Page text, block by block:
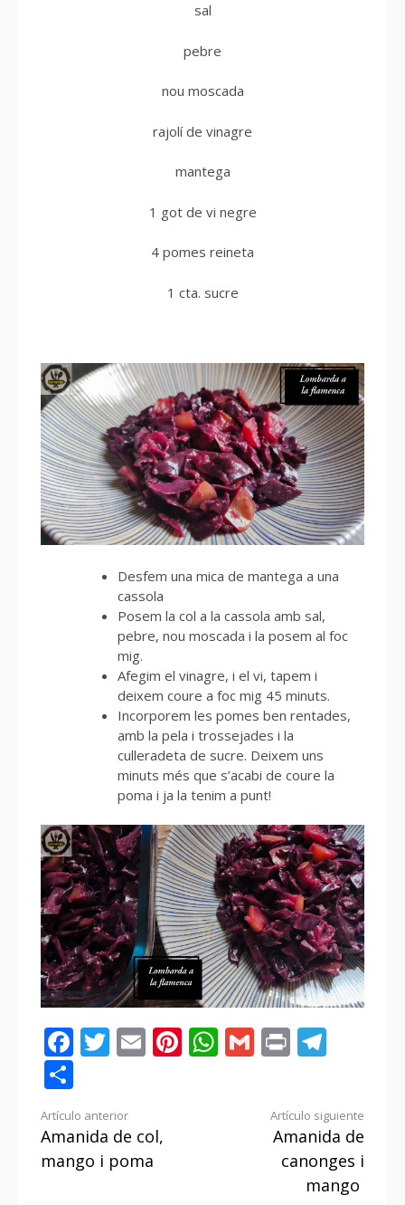
sal
pebre
nou moscada
rajolí de vinagre
mantega
1 got de vi negre
4 pomes reineta
1 cta. sucre
Desfem una mica de mantega a una
cassola
Posem la col a la cassola amb sal,
pebre, nou moscada i la posem al foc
mig.
Afegim el vinagre, i el vi, tapem i
deixem coure a foc mig 45 minuts.
Incorporem les pomes ben rentades,
amb la pela i trossejades i la
culleradeta de sucre. Deixem uns
minuts més que s’acabi de coure la
poma i ja la tenim a punt!
Facebook
Twitter
EmailPinterest
WhatsApp
Gmail
Print
Seguir
leyendo
Artículo anterior
Amanida de col,
mango i poma
Artículo siguiente
Amanida de
canonges i
mango